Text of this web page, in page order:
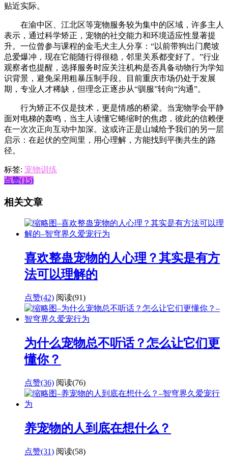
贴近实际。
在渝中区、江北区等宠物服务较为集中的区域，许多主人
表示，通过科学矫正，宠物的社交能力和环境适应性显著提
升。一位曾参与课程的金毛犬主人分享：“以前带狗出门爬坡
总爱爆冲，现在它能随行得很稳，邻里关系都变好了。”行业
观察者也提醒，选择服务时应关注机构是否具备动物行为学知
识背景，避免采用粗暴压制手段。目前重庆市场仍处于发展
期，专业人才稀缺，但理念正逐步从“驯服”转向“沟通”。
行为矫正不仅是技术，更是情感的桥梁。当宠物学会平静
面对电梯的轰鸣，当主人读懂它蜷缩时的焦虑，彼此的信赖便
在一次次正向互动中加深。这或许正是山城给予我们的另一层
启示：在起伏的空间里，用心理解，方能找到平衡共生的路
径。
标签: 宠物训练
点赞(15)
相关文章
喜欢整蛊宠物的人心理？其实是有方
法可以理解的
点赞(42) 阅读(91)
为什么宠物总不听话？怎么让它们更
懂你？
点赞(36) 阅读(76)
养宠物的人到底在想什么？
点赞(31) 阅读(58)